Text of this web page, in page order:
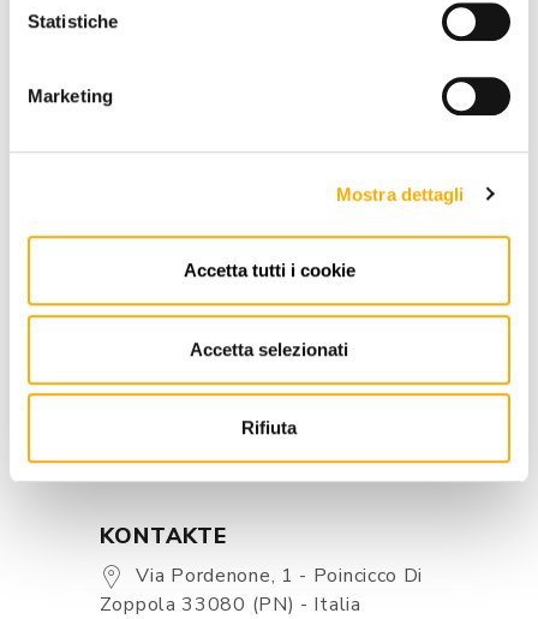
Statistiche
Marketing
Mostra dettagli
Accetta tutti i cookie
Accetta selezionati
Rifiuta
EIN ANGEBOT ANFORDERN
BESTER PREIS GARANTIERT
KONTAKTE
Via Pordenone, 1 - Poincicco Di
Zoppola 33080 (PN) - Italia